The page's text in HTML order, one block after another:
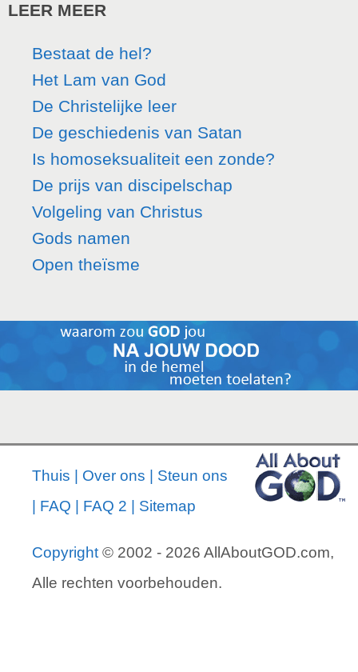
LEER MEER
Bestaat de hel?
Het Lam van God
De Christelijke leer
De geschiedenis van Satan
Is homoseksualiteit een zonde?
De prijs van discipelschap
Volgeling van Christus
Gods namen
Open theïsme
Thuis Over ons
Steun ons
FAQ FAQ 2 Sitemap
Copyright © 2002 - 2026 AllAboutGOD.com,
Alle rechten voorbehouden.